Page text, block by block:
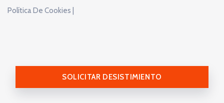
Política De Cookies |
SOLICITAR DESISTIMIENTO